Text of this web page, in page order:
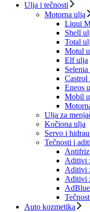
Ulja i tečnosti
Motorna ulja
Liqui
Shell
Total
Motul
Elf ulja
Selenia
Castrol
Eneos
Mobil
Ulja za
Kočiona ulja
Servo i
Tečnosti i
Antifriz
Aditivi
Aditivi
Aditivi
Auto kozmetika